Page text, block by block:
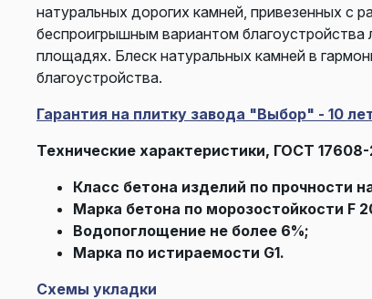
натуральных дорогих камней, привезенных с
беспроигрышным вариантом благоустройства
площадях. Блеск натуральных камней в
благоустройства.
Гарантия на плитку завода "Выбор" - 10
Технические характеристики, ГОСТ 17608-
Класс бетона изделий по прочности
Марка бетона по морозостойкости F
Водопоглощение не более 6%;
Марка по истираемости G1.
Схемы укладки